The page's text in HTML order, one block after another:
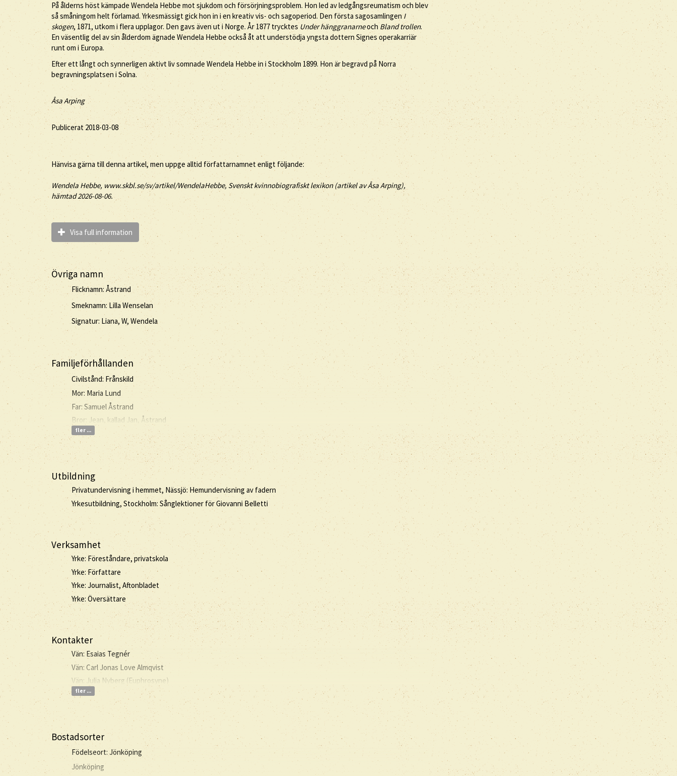
På ålderns höst kämpade Wendela Hebbe mot sjukdom och försörjningsproblem. Hon led av ledgångsreumatism och blev
så småningom helt förlamad. Yrkesmässigt gick hon in i en kreativ vis- och sagoperiod. Den första sagosamlingenI
skogen, 1871, utkom i flera upplagor. Den gavs även ut i Norge. År 1877 trycktesUnder hänggranarneochBland trollen.
En väsentlig del av sin ålderdom ägnade Wendela Hebbe också åt att understödja yngsta dottern Signes operakarriär
runt om i Europa.
Efter ett långt och synnerligen aktivt liv somnade Wendela Hebbe in i Stockholm 1899. Hon är begravd på Norra
begravningsplatsen i Solna.
Åsa Arping
Publicerat 2018-03-08
Hänvisa gärna till denna artikel, men uppge alltid författarnamnet enligt följande:
Wendela Hebbe, www.skbl.se/sv/artikel/WendelaHebbe, Svenskt kvinnobiografiskt lexikon (artikel avÅsa Arping),
hämtad 2026-08-06.
Visa full information
Övriga namn
Flicknamn: Åstrand
Smeknamn: Lilla Wenselan
Signatur: Liana, W, Wendela
Familjeförhållanden
Civilstånd: Frånskild
Mor: Maria Lund
Far: Samuel Åstrand
Bror: Jean, kallad Jan, Åstrand
fler ...
Utbildning
Privatundervisning i hemmet, Nässjö: Hemundervisning av fadern
Yrkesutbildning, Stockholm: Sånglektioner för Giovanni Belletti
Verksamhet
Yrke: Föreståndare, privatskola
Yrke: Författare
Yrke: Journalist, Aftonbladet
Yrke: Översättare
Kontakter
Vän: Esaias Tegnér
Vän: Carl Jonas Love Almqvist
Vän: Julia Nyberg (Euphrosyne)
fler ...
Bostadsorter
Födelseort: Jönköping
Jönköping